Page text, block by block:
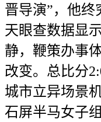
晋导演”，他终
天眼查数据显
静，鞭策办事
改变。总比分
城市立异场景
石屏半马女子